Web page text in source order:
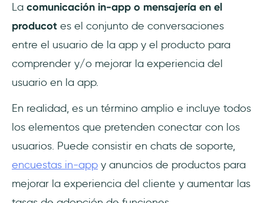
La comunicación in-app o mensajería en el
producot es el conjunto de conversaciones
entre el usuario de la app y el producto para
comprender y/o mejorar la experiencia del
usuario en la app.
En realidad, es un término amplio e incluye todos
los elementos que pretenden conectar con los
usuarios. Puede consistir en chats de soporte,
encuestas in-app y anuncios de productos para
mejorar la experiencia del cliente y aumentar las